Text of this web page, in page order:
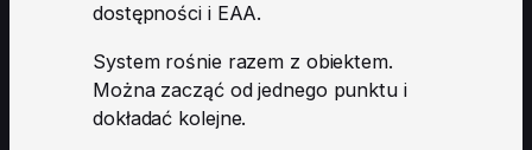
dostępności i EAA.
System rośnie razem z obiektem.
Można zacząć od jednego punktu i
dokładać kolejne.